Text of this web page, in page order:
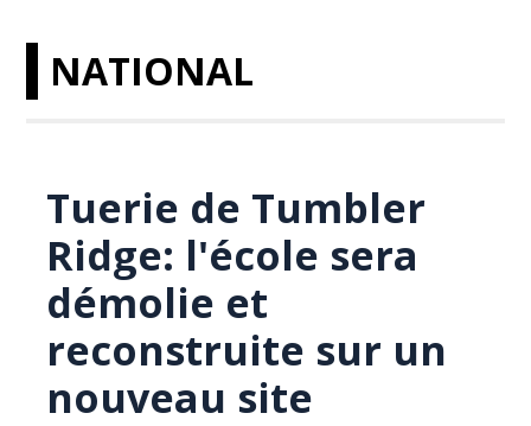
NATIONAL
Tuerie de Tumbler
Ridge: l'école sera
démolie et
reconstruite sur un
nouveau site